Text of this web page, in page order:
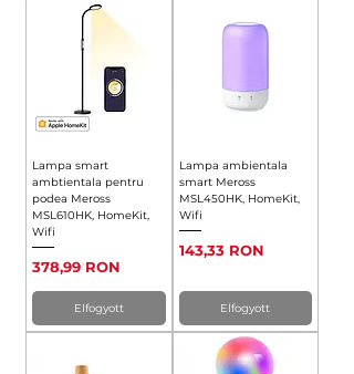
Lampa smart
ambtientala pentru
podea Meross
MSL610HK, HomeKit,
Wifi
Ár
378,99 RON
Elfogyott
Lampa ambientala
smart Meross
MSL450HK, HomeKit,
Wifi
Ár
143,33 RON
Elfogyott